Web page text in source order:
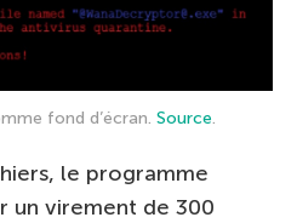
fond d’écran. Source.
le programme
un virement de 300